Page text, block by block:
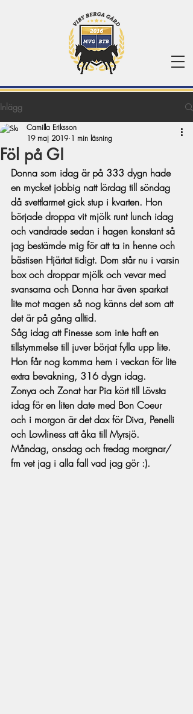
Inlägg
Föl på G!
Camilla Eriksson
19 maj 2019 1 min läsning
Donna som idag är på 333 dygn hade
en mycket jobbig natt lördag till söndag
då svettlarmet gick stup i kvarten. Hon
började droppa vit mjölk runt lunch idag
och vandrade sedan i hagen konstant så
jag bestämde mig för att ta in henne och
bästisen Hjärtat tidigt. Dom står nu i varsin
box och droppar mjölk och vevar med
svansarna och Donna har även sparkat
lite mot magen så nog känns det som att
det är på gång alltid.
Såg idag att Finesse som inte haft en
tillstymmelse till juver börjat fylla upp lite.
Hon får nog komma hem i veckan för lite
extra bevakning, 316 dygn idag.
Zonya och Zonat har Pia kört till Lövsta
idag för en liten date med Bon Coeur
och i morgon är det dax för Diva, Penelli
och Lowliness att åka till Myrsjö.
Måndag, onsdag och fredag morgnar/
fm vet jag i alla fall vad jag gör :).